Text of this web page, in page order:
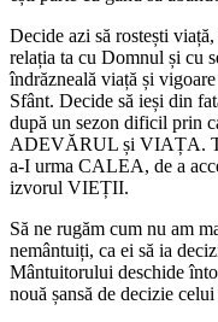
Decide azi să rostești
relația ta cu Domnul și cu
îndrăzneală viață și
Sfânt. Decide să ieși din
după un sezon dificil prin
ADEVĂRUL și VIAȚA.
a-I urma CALEA, de a
izvorul VIEȚII.
Să ne rugăm cum nu am
nemântuiți, ca ei să ia
Mântuitorului deschide
nouă șansă de decizie